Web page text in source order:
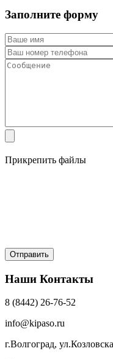
Заполните форму
Прикрепить файлы
Наши Контакты
8 (8442) 26-76-52
info@kipaso.ru
г.Волгоград,